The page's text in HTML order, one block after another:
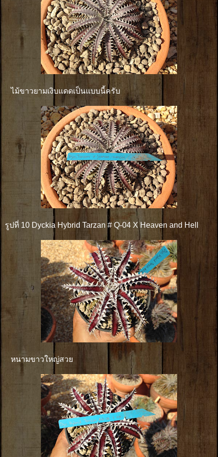
ไม้ขาวยามเงิบแดดเป็นแบบนี้ครับ
รูปที่ 10 Dyckia Hybrid Tarzan # Q-04 X Heaven and Hell
หนามขาวใหญ่สวย